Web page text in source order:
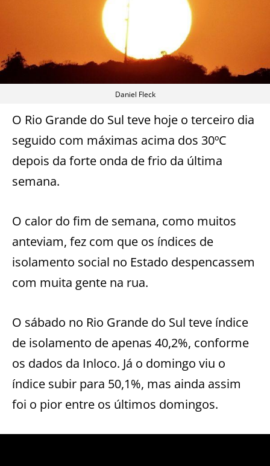
Daniel Fleck
O Rio Grande do Sul teve hoje o terceiro dia
seguido com máximas acima dos 30ºC
depois da forte onda de frio da última
semana.
O calor do fim de semana, como muitos
anteviam, fez com que os índices de
isolamento social no Estado despencassem
com muita gente na rua.
O sábado no Rio Grande do Sul teve índice
de isolamento de apenas 40,2%, conforme
os dados da Inloco. Já o domingo viu o
índice subir para 50,1%, mas ainda assim
foi o pior entre os últimos domingos.